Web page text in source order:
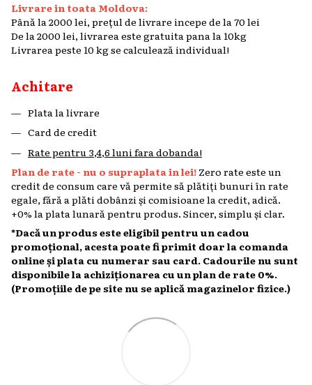
Livrare in toata Moldova:
Până la 2000 lei, prețul de livrare incepe de la 70 lei
De la 2000 lei, livrarea este gratuita pana la 10kg
Livrarea peste 10 kg se calculează individual!
Achitare
Plata la livrare
Card de credit
Rate pentru 3,4,6 luni fara dobanda!
Plan de rate - nu o supraplata in lei! Zero rate este un
credit de consum care vă permite să plătiți bunuri în rate
egale, fără a plăti dobânzi și comisioane la credit, adică.
+0% la plata lunară pentru produs. Sincer, simplu și clar.
*Dacă un produs este eligibil pentru un cadou
promoțional, acesta poate fi primit doar la comanda
online și plata cu numerar sau card. Cadourile nu sunt
disponibile la achiziționarea cu un plan de rate 0%.
(Promoțiile de pe site nu se aplică magazinelor fizice.)